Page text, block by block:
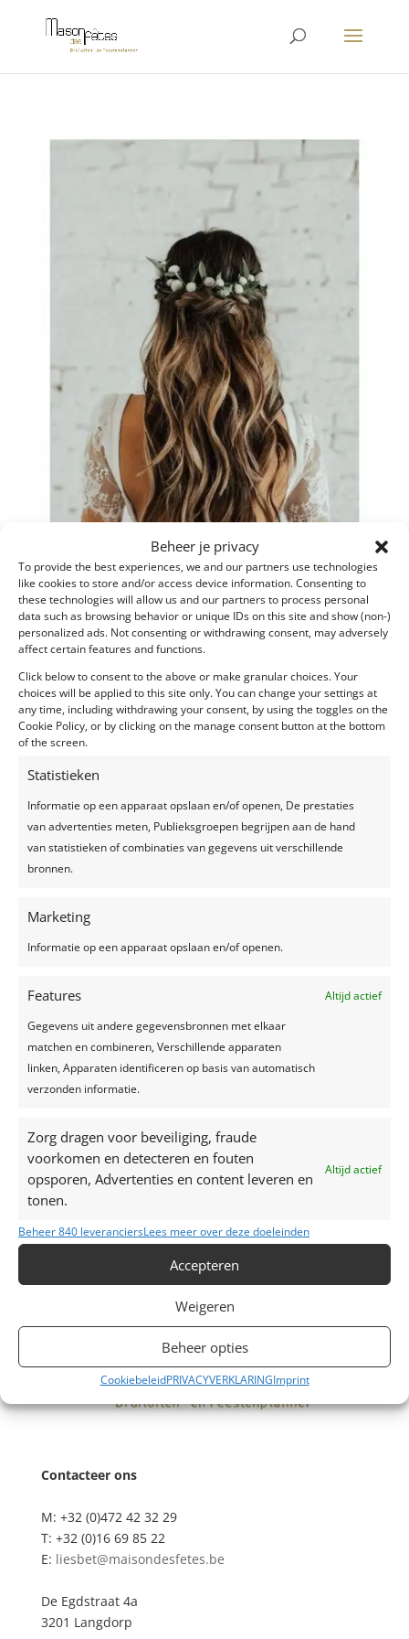
Beheer je privacy
To provide the best experiences, we and our partners use technologies
like cookies to store and/or access device information. Consenting to
these technologies will allow us and our partners to process personal
data such as browsing behavior or unique IDs on this site and show (non-)
personalized ads. Not consenting or withdrawing consent, may adversely
affect certain features and functions.
Click below to consent to the above or make granular choices. Your
choices will be applied to this site only. You can change your settings at
any time, including withdrawing your consent, by using the toggles on the
Cookie Policy, or by clicking on the manage consent button at the bottom
of the screen.
Statistieken
Informatie op een apparaat opslaan en/of openen, De prestaties
van advertenties meten, Publieksgroepen begrijpen aan de hand
van statistieken of combinaties van gegevens uit verschillende
bronnen.
Marketing
Informatie op een apparaat opslaan en/of openen.
Features
Altijd actief
Gegevens uit andere gegevensbronnen met elkaar
matchen en combineren, Verschillende apparaten
linken, Apparaten identificeren op basis van automatisch
verzonden informatie.
Zorg dragen voor beveiliging, fraude
voorkomen en detecteren en fouten
opsporen, Advertenties en content leveren en
tonen.
Altijd actief
Beheer 840 leveranciersLees meer over deze doeleinden
Accepteren
Weigeren
Beheer opties
CookiebeleidPRIVACYVERKLARINGImprint
Wedding fashion trends 2021
doorliesbet|apr 20, 2021|Blog
In deze blog hebben we speciaal voor jou de
welke kleuren ‘in’ zijn op dit moment en met welke
jurk en bruidskapsel jij het hart van jouw
toekomstige kan veroveren! Veel leesplezier! Het
kleurenpallet In 2021...
Recente berichten
Een feest plannen, wat geef je uit?
Trouwjurken trends 2024
Zelfgemaakte limonade, hét recept voor een
verkoelend drankje!
Zo creëer je het perfecte sprookjesfeest!
Recente reacties
Contacteer ons
M: +32 (0)472 42 32 29
T: +32 (0)16 69 85 22
E: liesbet@maisondesfetes.be
De Egdstraat 4a
3201 Langdorp